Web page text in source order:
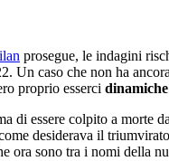
prosegue, le indagini
Un caso che non ha
proprio esserci
essere colpito a morte
desiderava il
ora sono tra i nomi della